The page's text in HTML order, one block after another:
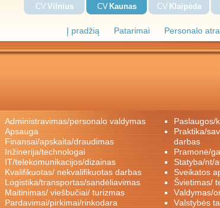
Į pradžią Patarimai Personalo
CV Vilnius CV Kaunas CV Klaipėda
administravimas/personalo valdymas
apsauga
finansai/apskaita/draudimas
inžinerija/technologai
IT/telekomunikacijos/dizainas
kvalifikuotas/ nekvalifikuotas darbas
logistika/transportas/sandėliavimas
maitinimas/ viešbučiai/ turizmas
pardavimai/pirkimai/rinkodara
praktika/savanoriškas darbas/papildomas
darbas
pramonė/
statyba/nt/
sveikatos
švietimas/
valdymas/
valstybės